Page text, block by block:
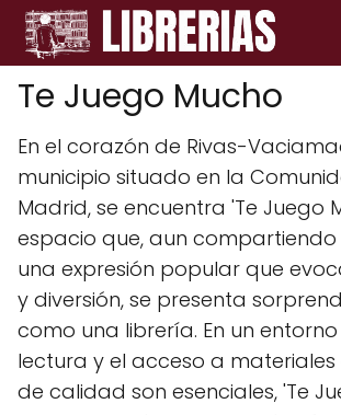
Te Juego Mucho
En el corazón de Rivas-
municipio situado en la
Madrid, se encuentra 'Te Juego
espacio que, aun
una expresión popular que
y diversión, se presenta
como una librería. En un
lectura y el acceso a
de calidad son esenciales, 'Te